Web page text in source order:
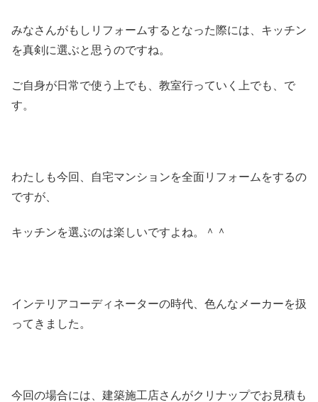
みなさんがもしリフォームするとなった際には、キッチン
を真剣に選ぶと思うのですね。
ご自身が日常で使う上でも、教室行っていく上でも、で
す。
わたしも今回、自宅マンションを全面リフォームをするの
ですが、
キッチンを選ぶのは楽しいですよね。＾＾
インテリアコーディネーターの時代、色んなメーカーを扱
ってきました。
今回の場合には、建築施工店さんがクリナップでお見積も